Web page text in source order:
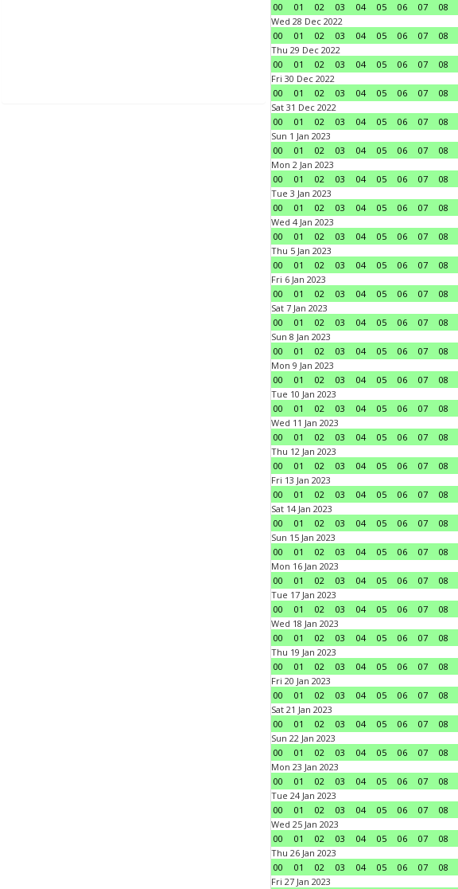
00
01 02 03 04 05 06 07 08
Wed 28 Dec 2022
00
01 02 03 04 05 06 07 08
Thu 29 Dec 2022
00
01 02 03 04 05 06 07 08
Fri 30 Dec 2022
00
01 02 03 04 05 06 07 08
Sat 31 Dec 2022
00
01 02 03 04 05 06 07 08
Sun 1 Jan 2023
00
01 02 03 04 05 06 07 08
Mon 2 Jan 2023
00
01 02 03 04 05 06 07 08
Tue 3 Jan 2023
00
01 02 03 04 05 06 07 08
Wed 4 Jan 2023
00
01 02 03 04 05 06 07 08
Thu 5 Jan 2023
00
01 02 03 04 05 06 07 08
Fri 6 Jan 2023
00
01 02 03 04 05 06 07 08
Sat 7 Jan 2023
00
01 02 03 04 05 06 07 08
Sun 8 Jan 2023
00
01 02 03 04 05 06 07 08
Mon 9 Jan 2023
00
01 02 03 04 05 06 07 08
Tue 10 Jan 2023
00
01 02 03 04 05 06 07 08
Wed 11 Jan 2023
00
01 02 03 04 05 06 07 08
Thu 12 Jan 2023
00
01 02 03 04 05 06 07 08
Fri 13 Jan 2023
00
01 02 03 04 05 06 07 08
Sat 14 Jan 2023
00
01 02 03 04 05 06 07 08
Sun 15 Jan 2023
00
01 02 03 04 05 06 07 08
Mon 16 Jan 2023
00
01 02 03 04 05 06 07 08
Tue 17 Jan 2023
00
01 02 03 04 05 06 07 08
Wed 18 Jan 2023
00
01 02 03 04 05 06 07 08
Thu 19 Jan 2023
00
01 02 03 04 05 06 07 08
Fri 20 Jan 2023
00
01 02 03 04 05 06 07 08
Sat 21 Jan 2023
00
01 02 03 04 05 06 07 08
Sun 22 Jan 2023
00
01 02 03 04 05 06 07 08
Mon 23 Jan 2023
00
01 02 03 04 05 06 07 08
Tue 24 Jan 2023
00
01 02 03 04 05 06 07 08
Wed 25 Jan 2023
00
01 02 03 04 05 06 07 08
Thu 26 Jan 2023
00
01 02 03 04 05 06 07 08
Fri 27 Jan 2023